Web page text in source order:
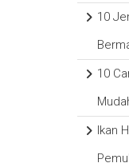
10
10
Ikan